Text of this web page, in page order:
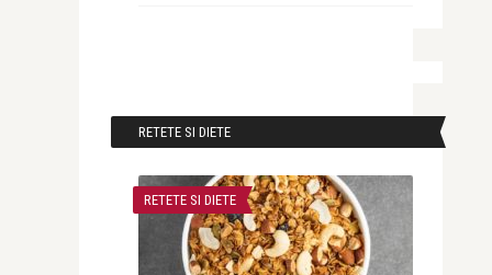
RETETE SI DIETE
RETETE SI DIETE